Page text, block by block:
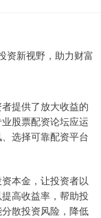
提供了放大收益的
股票配资论坛应运
选择可靠配资平台
本金，让投资者以
高收益率，帮助投
散投资风险，降低